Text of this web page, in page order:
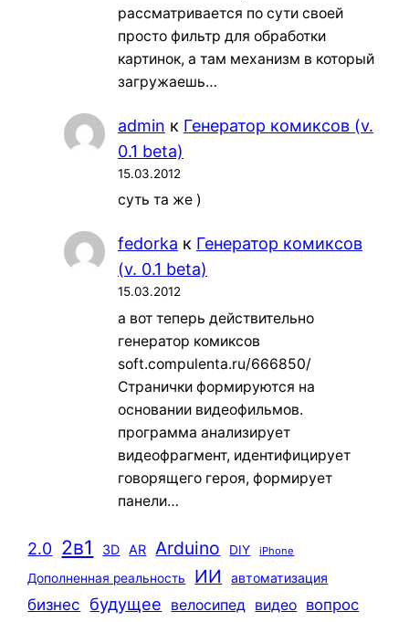
рассматривается по сути своей
просто фильтр для обработки
картинок, а там механизм в который
загружаешь…
admin к Генератор комиксов (v.
0.1 beta)
15.03.2012
суть та же )
fedorka к Генератор комиксов
(v. 0.1 beta)
15.03.2012
а вот теперь действительно
генератор комиксов
soft.compulenta.ru/666850/
Странички формируются на
основании видеофильмов.
программа анализирует
видеофрагмент, идентифицирует
говорящего героя, формирует
панели…
2.0 2в1 3D AR Arduino DIY iPhone
Дополненная реальность ИИ автоматизация
бизнес будущее велосипед видео вопрос